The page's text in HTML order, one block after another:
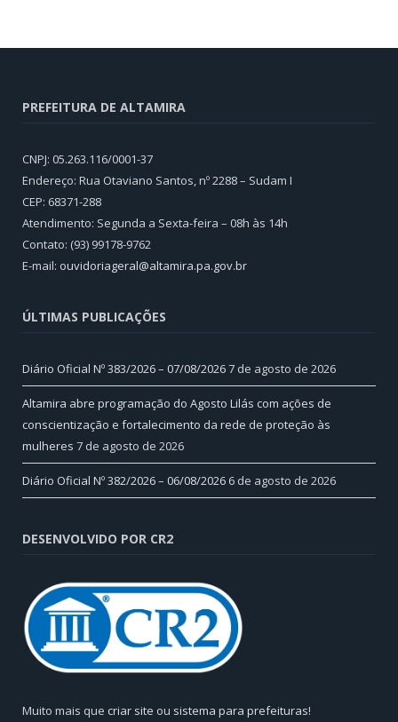
PREFEITURA DE ALTAMIRA
CNPJ: 05.263.116/0001-37
Endereço: Rua Otaviano Santos, nº 2288 – Sudam I
CEP: 68371-288
Atendimento: Segunda a Sexta-feira – 08h às 14h
Contato: (93) 99178-9762
E-mail: ouvidoriageral@altamira.pa.gov.br
ÚLTIMAS PUBLICAÇÕES
Diário Oficial Nº 383/2026 – 07/08/20267 de agosto de 2026
Altamira abre programação do Agosto Lilás com ações de
conscientização e fortalecimento da rede de proteção às
mulheres 7 de agosto de 2026
Diário Oficial Nº 382/2026 – 06/08/2026 6 de agosto de 2026
DESENVOLVIDO POR CR2
Muito mais que criar site ou sistema para prefeituras!